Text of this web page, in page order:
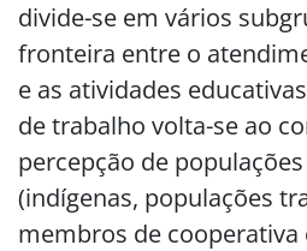
divide-se em vários
fronteira entre o
e as atividades
de trabalho volta-se ao
percepção de
(indígenas, populações
membros de